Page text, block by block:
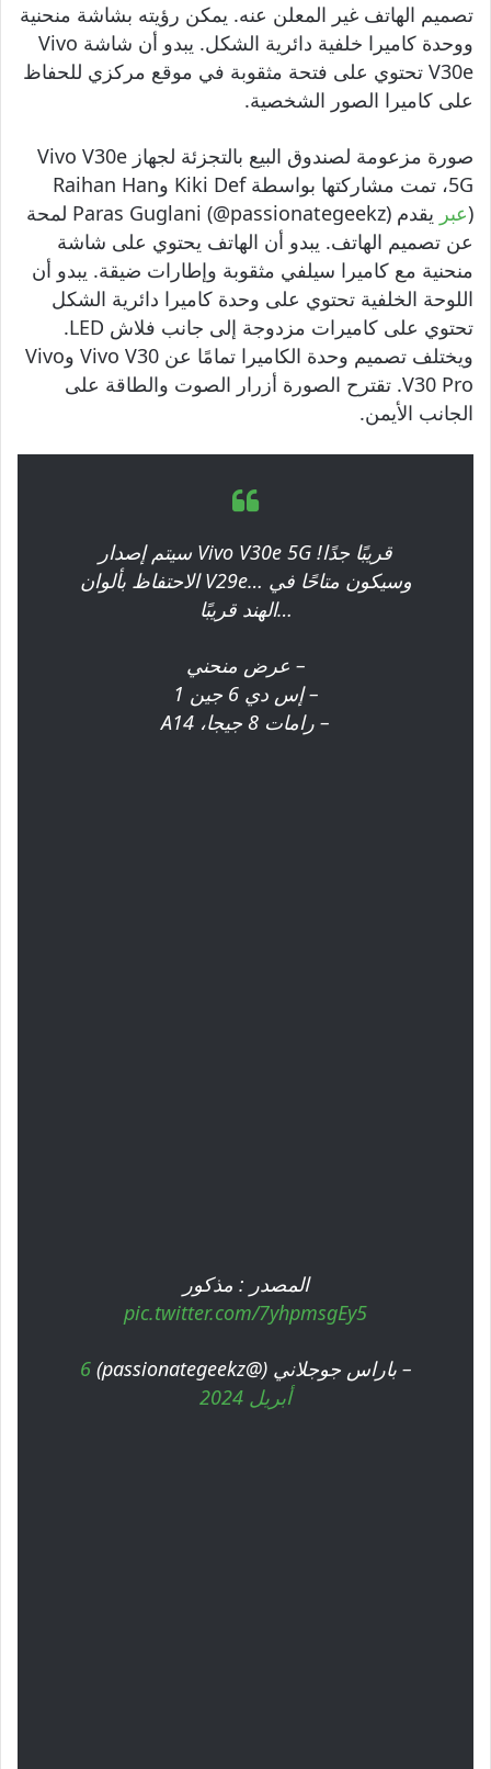
تصميم الهاتف غير المعلن عنه. يمكن رؤيته بشاشة منحنية
ووحدة كاميرا خلفية دائرية الشكل. يبدو أن شاشة Vivo
V30e تحتوي على فتحة مثقوبة في موقع مركزي للحفاظ
على كاميرا الصور الشخصية.
صورة مزعومة لصندوق البيع بالتجزئة لجهاز Vivo V30e
5G، تمت مشاركتها بواسطة Kiki Def وRaihan Han
(عبر
يقدم Paras Guglani (@passionategeekz) لمحة
عن تصميم الهاتف. يبدو أن الهاتف يحتوي على شاشة
منحنية مع كاميرا سيلفي مثقوبة وإطارات ضيقة. يبدو أن
اللوحة الخلفية تحتوي على وحدة كاميرا دائرية الشكل
تحتوي على كاميرات مزدوجة إلى جانب فلاش LED.
ويختلف تصميم وحدة الكاميرا تمامًا عن Vivo V30 وVivo
V30 Pro. تقترح الصورة أزرار الصوت والطاقة على
الجانب الأيمن.
سيتم إصدار Vivo V30e 5G قريبًا جدًا!
الاحتفاظ بألوان V29e… وسيكون متاحًا في
الهند قريبًا…
– عرض منحني
– إس دي 6 جين 1
– رامات 8 جيجا، A14
المصدر : مذكور
pic.twitter.com/7yhpmsgEy5
– باراس جوجلاني (@passionategeekz)
6
أبريل 2024